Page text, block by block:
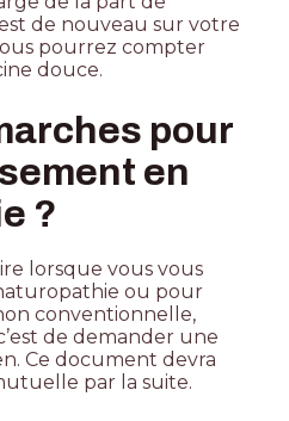
de nouveau sur votre
pourrez compter
douce.
pour
en
?
lorsque vous vous
ou pour
conventionnelle,
de demander une
Ce document devra
par la suite.